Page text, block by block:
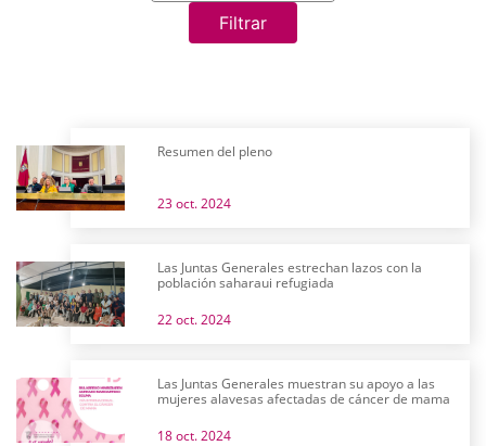
Filtrar
Resumen del pleno
23 oct. 2024
Las Juntas Generales estrechan lazos con la
población saharaui refugiada
22 oct. 2024
Las Juntas Generales muestran su apoyo a las
mujeres alavesas afectadas de cáncer de mama
18 oct. 2024